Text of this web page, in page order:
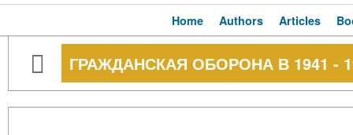
Home Authors Articles
ГРАЖДАНСКАЯ ОБОРОНА В 1941 -